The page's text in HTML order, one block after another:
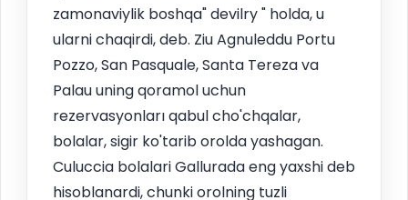
zamonaviylik boshqa" devilry " holda, u
ularni chaqirdi, deb. Ziu Agnuleddu Portu
Pozzo, San Pasquale, Santa Tereza va
Palau uning qoramol uchun
rezervasyonları qabul cho'chqalar,
bolalar, sigir ko'tarib orolda yashagan.
Culuccia bolalari Gallurada eng yaxshi deb
hisoblanardi, chunki orolning tuzli